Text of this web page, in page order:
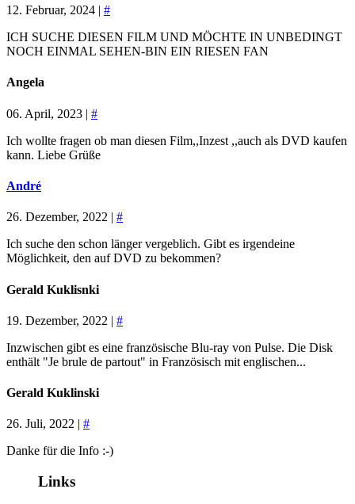
12. Februar, 2024 | #
ICH SUCHE DIESEN FILM UND MÖCHTE IN UNBEDINGT
NOCH EINMAL SEHEN-BIN EIN RIESEN FAN
Angela
06. April, 2023 | #
Ich wollte fragen ob man diesen Film,,Inzest ,,auch als DVD kaufen
kann. Liebe Grüße
André
26. Dezember, 2022 | #
Ich suche den schon länger vergeblich. Gibt es irgendeine
Möglichkeit, den auf DVD zu bekommen?
Gerald Kuklisnki
19. Dezember, 2022 | #
Inzwischen gibt es eine französische Blu-ray von Pulse. Die Disk
enthält "Je brule de partout" in Französisch mit englischen...
Gerald Kuklinski
26. Juli, 2022 | #
Danke für die Info :-)
Links